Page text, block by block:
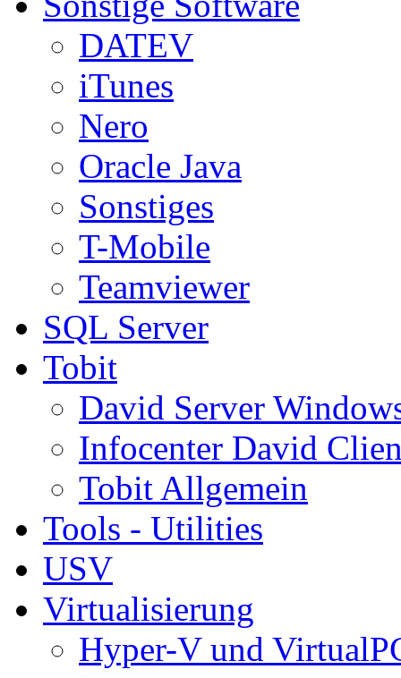
DATEV
iTunes
Nero
Oracle Java
Sonstiges
T-Mobile
Teamviewer
SQL Server
Tobit
David Server
Infocenter David
Tobit Allgemein
Tools - Utilities
USV
Virtualisierung
Hyper-V und